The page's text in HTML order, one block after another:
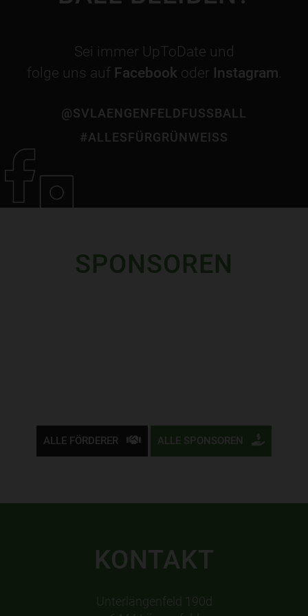
Sei immer UpToDate und
folge uns auf Facebook oder Instagram.
@SVLAENGENFELDFUSSBALL
#ALLESFÜRGRÜNWEISS
SPONSOREN
ALLE FÖRDERER ALLE SPONSOREN
KONTAKT
Unterlängenfeld 190d